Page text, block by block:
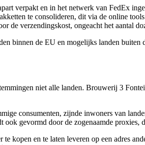
verpakt en in het netwerk van FedEx
te consolideren, dit via de online
de verzendingskost, ongeacht het aantal
binnen de EU en mogelijks landen
niet alle landen. Brouwerij 3
consumenten, zijnde inwoners van
gevormd door de zogenaamde
kopen en te laten leveren op een adres